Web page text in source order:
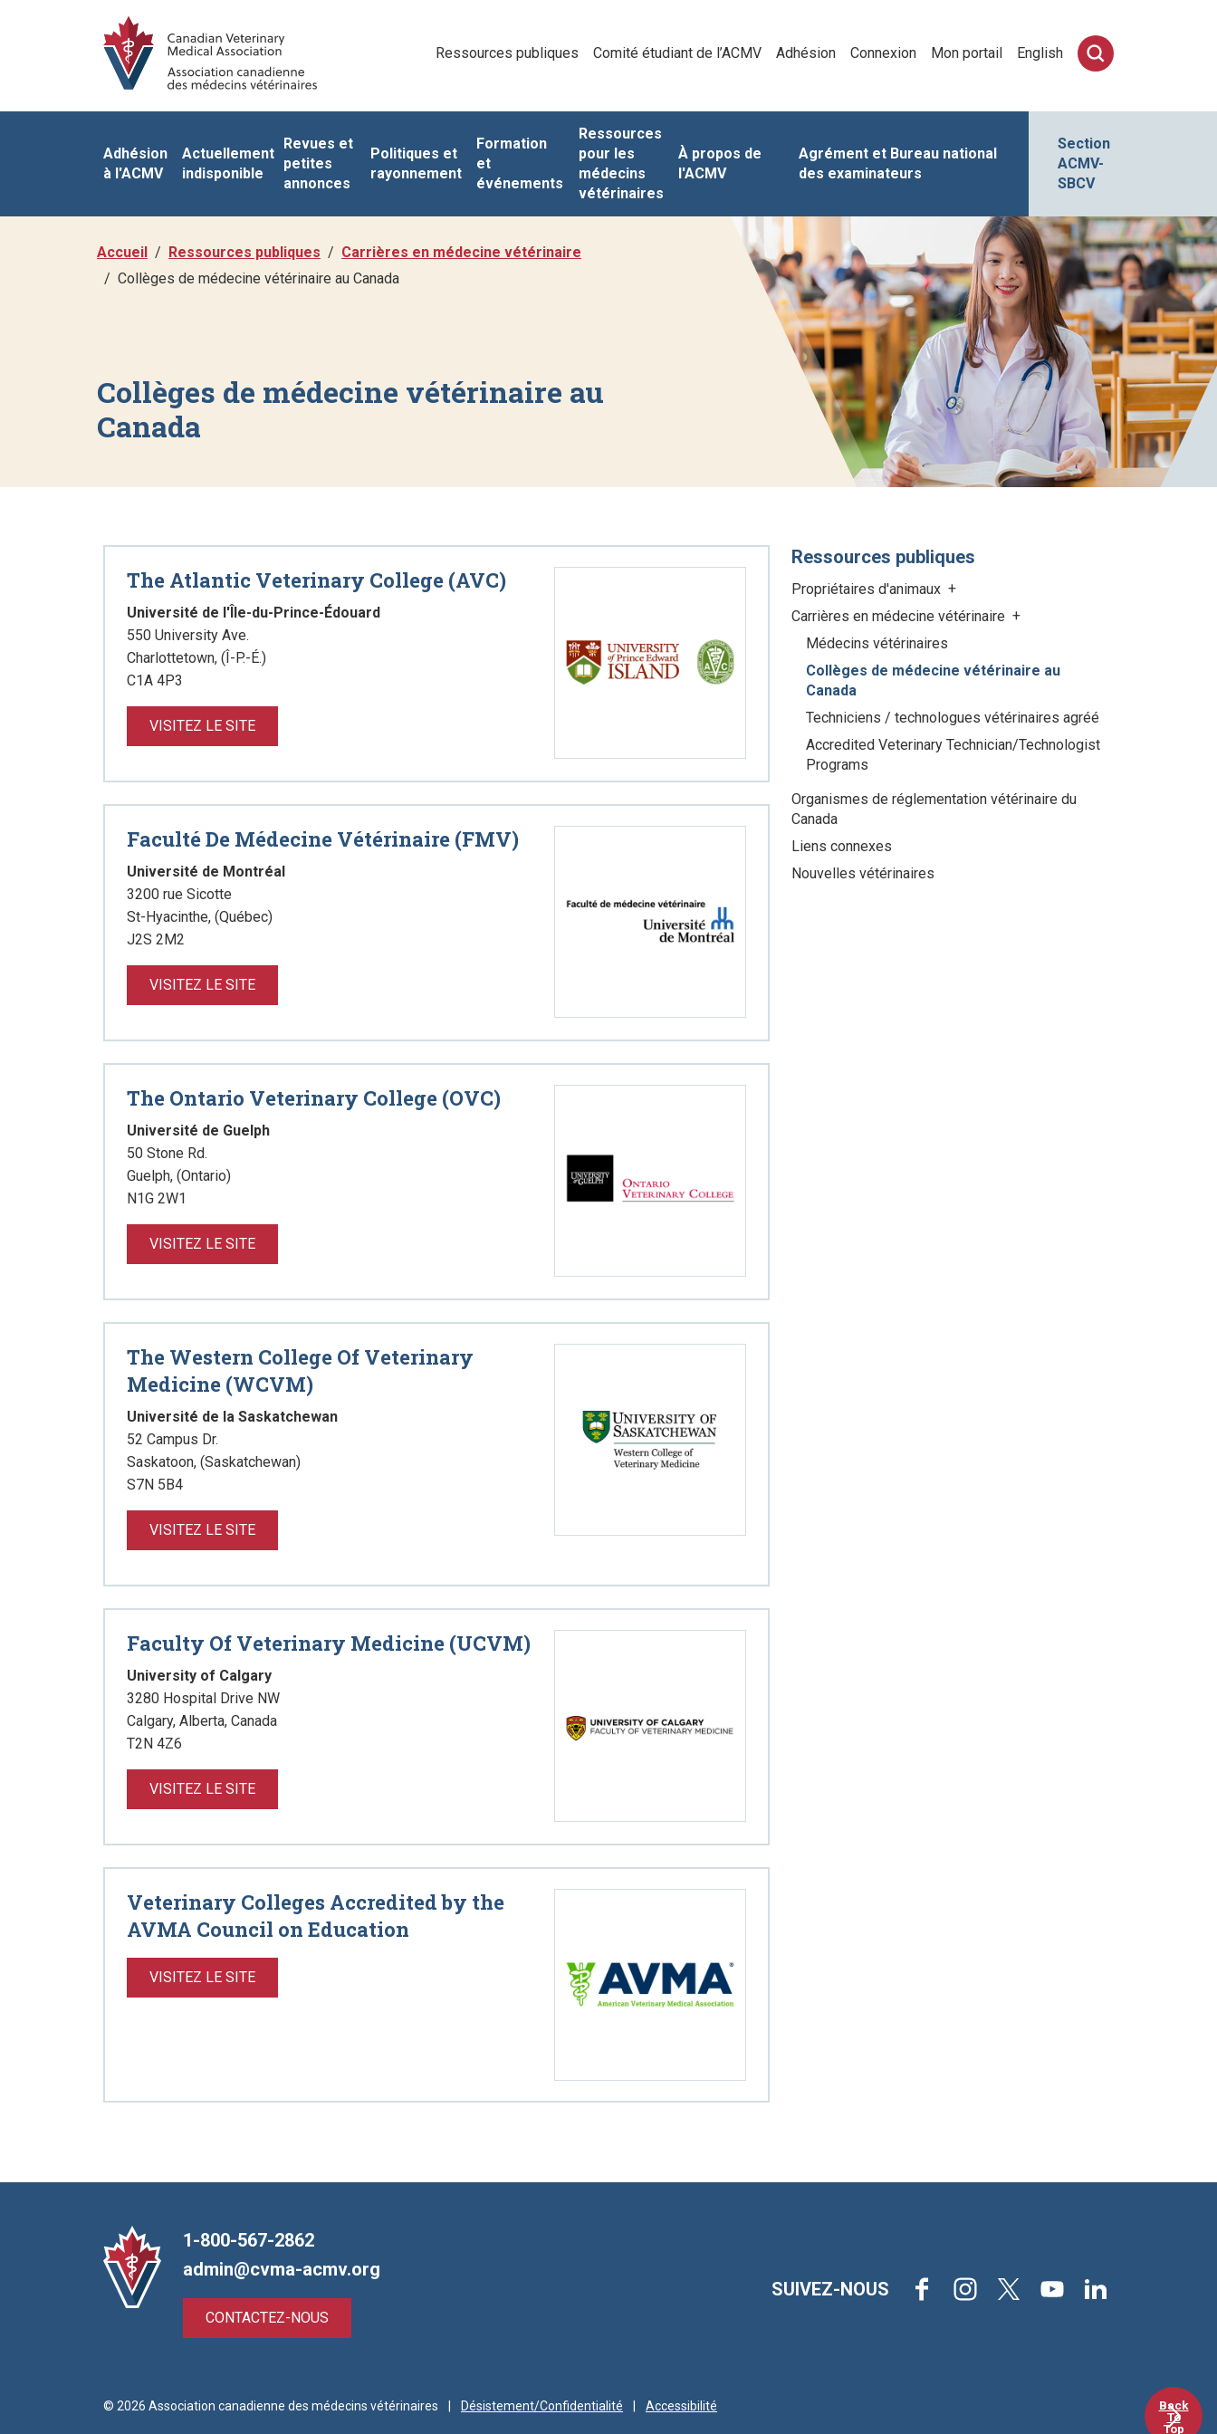
Ressources publiques Comité étudiant de l’ACMV Adhésion Connexion Mon portail English
Adhésion
à l'ACMV
Actuellement
indisponible
Revues et
petites
annonces
Politiques et
rayonnement
Formation
et
événements
Ressources
pour les
médecins
vétérinaires
À propos de
l'ACMV
Agrément et Bureau national
des examinateurs
Section
ACMV-
SBCV
Accueil Ressources publiques
Carrières en médecine vétérinaire
Collèges de médecine vétérinaire au Canada
Collèges de médecine vétérinaire au
Canada
The Atlantic Veterinary College (AVC)
Université de l'Île-du-Prince-Édouard
550 University Ave.
Charlottetown, (Î-P.-É.)
C1A 4P3
VISITEZ LE SITE
Faculté De Médecine Vétérinaire (FMV)
Université de Montréal
3200 rue Sicotte
St-Hyacinthe, (Québec)
J2S 2M2
VISITEZ LE SITE
The Ontario Veterinary College (OVC)
Université de Guelph
50 Stone Rd.
Guelph, (Ontario)
N1G 2W1
VISITEZ LE SITE
The Western College Of Veterinary
Medicine (WCVM)
Université de la Saskatchewan
52 Campus Dr.
Saskatoon, (Saskatchewan)
S7N 5B4
VISITEZ LE SITE
Faculty Of Veterinary Medicine (UCVM)
University of Calgary
3280 Hospital Drive NW
Calgary, Alberta, Canada
T2N 4Z6
VISITEZ LE SITE
Veterinary Colleges Accredited by the
AVMA Council on Education
VISITEZ LE SITE
Ressources publiques
Propriétaires d'animaux
Carrières en médecine vétérinaire
Médecins vétérinaires
Collèges de médecine vétérinaire au
Canada
Techniciens / technologues vétérinaires agréé
Accredited Veterinary Technician/Technologist
Programs
Organismes de réglementation vétérinaire du
Canada
Liens connexes
Nouvelles vétérinaires
Back
To
Top
1-800-567-2862
admin@cvma-acmv.org
CONTACTEZ-NOUS
SUIVEZ-NOUS FacebookInstagram
X YoutubeLinkedIn
© 2026 Association canadienne des médecins vétérinaires Désistement/Confidentialité Accessibilité